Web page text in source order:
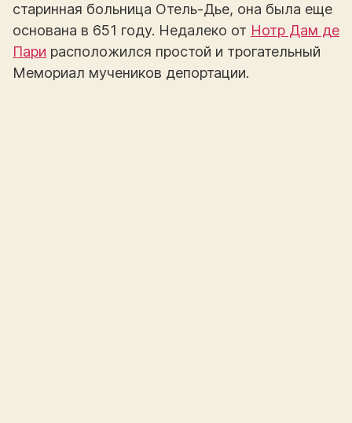
старинная больница Отель-Дье, она была еще
основана в 651 году. Недалеко от Нотр Дам де
Пари расположился простой и трогательный
Мемориал мучеников депортации.